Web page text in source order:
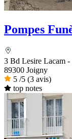
Pompes
3 Bd Lesire Lacam -
89300 Joigny
5 /5 (3 avis)
top notes